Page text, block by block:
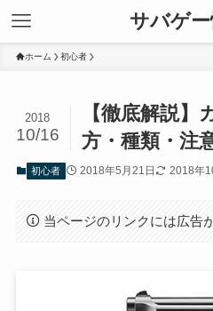
サバゲ
ホーム 初心者
【徹底解説
方・種類・注
2018
10/16
初心者 2018年5月21日 2018年
当ページのリンクには広告